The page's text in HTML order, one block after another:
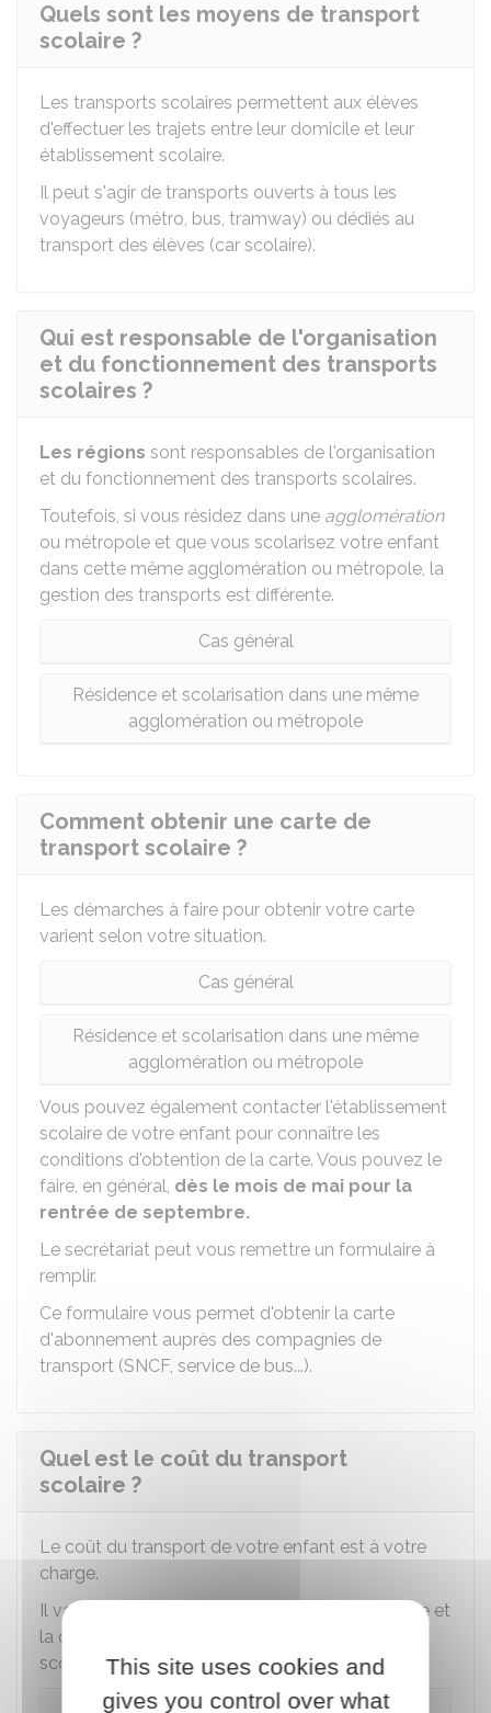
Quels sont les moyens de transport
scolaire ?
Les transports scolaires permettent aux élèves
d'effectuer les trajets entre leur domicile et leur
établissement scolaire.
Il peut s'agir de transports ouverts à tous les
voyageurs (métro, bus, tramway) ou dédiés au
transport des élèves (car scolaire).
Qui est responsable de l'organisation
et du fonctionnement des transports
scolaires ?
Les régions sont responsables de l'organisation
et du fonctionnement des transports scolaires.
Toutefois, si vous résidez dans une agglomération
ou métropole et que vous scolarisez votre enfant
dans cette même agglomération ou métropole, la
gestion des transports est différente.
Cas général
Résidence et scolarisation dans une même
agglomération ou métropole
Comment obtenir une carte de
transport scolaire ?
Les démarches à faire pour obtenir votre carte
varient selon votre situation.
Cas général
Résidence et scolarisation dans une même
agglomération ou métropole
Vous pouvez également contacter l'établissement
scolaire de votre enfant pour connaître les
conditions d'obtention de la carte. Vous pouvez le
faire, en général, dès le mois de mai pour la
rentrée de septembre.
Le secrétariat peut vous remettre un formulaire à
remplir.
Ce formulaire vous permet d'obtenir la carte
d'abonnement auprès des compagnies de
transport (SNCF, service de bus...).
Quel est le coût du transport
scolaire ?
Le coût du transport de votre enfant est à votre
charge.
Il varie selon la région, la commune de résidence et
la distance entre le domicile et l'établissement
scolaire de votre enfant.
This site uses cookies and
gives you control over what